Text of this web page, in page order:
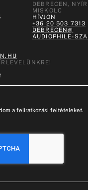
DEBRECEN,
MISKOLC
HÍVJON
+36 20 503 7313
DEBRECEN@
AUDIOPHILE-
a feliratkozási feltételeket.